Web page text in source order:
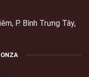
P. Bình Trưng Tây,